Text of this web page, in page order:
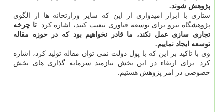
پژوهش شوند.
ستاری با ابراز امیدواری از این كه سایر وزارتخانه ها از الگوی
پژوهشگاه نیرو برای توسعه فناوری تبعیت كنند، اشاره كرد:تا چرخه
تجاری سازی عمل نكند، ما قادر نخواهیم بود كه در حوزه مقاله
توسعه ایجاد نماییم.
وی با تاكید بر این كه با پول دولت نمی توان مقاله تولید كرد، اشاره
كرد: برای ارتقاء در این بخش نیازمند سرمایه گذاری های بخش
خصوصی در امر پژوهش هستیم.